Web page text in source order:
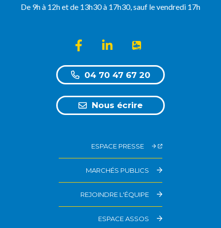
De 9h à 12h et de 13h30 à 17h30, sauf le vendredi 17h
Lien vers le compte Facebook
Lien vers le compte Linkedin
Lien vers l'appli
04 70 47 67 20
Nous écrire
ESPACE PRESSE
MARCHÉS PUBLICS
REJOINDRE L'ÉQUIPE
ESPACE ASSOS